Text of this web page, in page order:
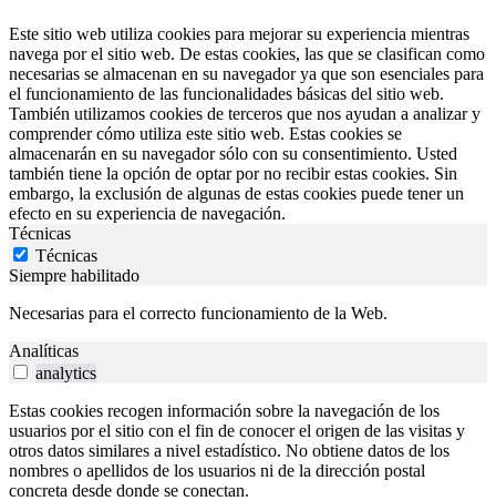
Este sitio web utiliza cookies para mejorar su experiencia mientras
navega por el sitio web. De estas cookies, las que se clasifican como
necesarias se almacenan en su navegador ya que son esenciales para
el funcionamiento de las funcionalidades básicas del sitio web.
También utilizamos cookies de terceros que nos ayudan a analizar y
comprender cómo utiliza este sitio web. Estas cookies se
almacenarán en su navegador sólo con su consentimiento. Usted
también tiene la opción de optar por no recibir estas cookies. Sin
embargo, la exclusión de algunas de estas cookies puede tener un
efecto en su experiencia de navegación.
Técnicas
Técnicas
Siempre habilitado
Necesarias para el correcto funcionamiento de la Web.
Analíticas
analytics
Estas cookies recogen información sobre la navegación de los
usuarios por el sitio con el fin de conocer el origen de las visitas y
otros datos similares a nivel estadístico. No obtiene datos de los
nombres o apellidos de los usuarios ni de la dirección postal
concreta desde donde se conectan.